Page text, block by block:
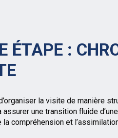
ÉTAPE :
la visite de manière
assurer une transition fluide
la compréhension et